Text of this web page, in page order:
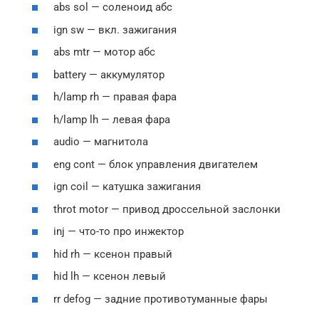
abs sol — соленоид абс
ign sw — вкл. зажигания
abs mtr — мотор абс
battery — аккумулятор
h/lamp rh — правая фара
h/lamp lh — левая фара
audio — магнитола
eng cont — блок управления двигателем
ign coil — катушка зажигания
throt motor — привод дроссельной заслонки
inj — что-то про инжектор
hid rh — ксенон правый
hid lh — ксенон левый
rr defog — задние противотуманные фары